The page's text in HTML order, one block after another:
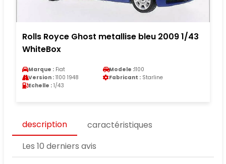
Rolls Royce Ghost metallise bleu 2009 1/43
WhiteBox
Marque : Fiat Modele :1100
Version : 1100 1948 Fabricant : Starline
Echelle : 1/43
description
caractéristiques
Les 10 derniers avis